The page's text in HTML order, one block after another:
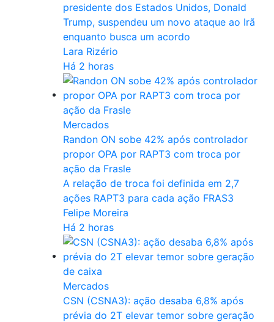
presidente dos Estados Unidos, Donald
Trump, suspendeu um novo ataque ao Irã
enquanto busca um acordo
Lara Rizério
Há 2 horas
Mercados
Randon ON sobe 42% após controlador
propor OPA por RAPT3 com troca por
ação da Frasle
A relação de troca foi definida em 2,7
ações RAPT3 para cada ação FRAS3
Felipe Moreira
Há 2 horas
Mercados
CSN (CSNA3): ação desaba 6,8% após
prévia do 2T elevar temor sobre geração